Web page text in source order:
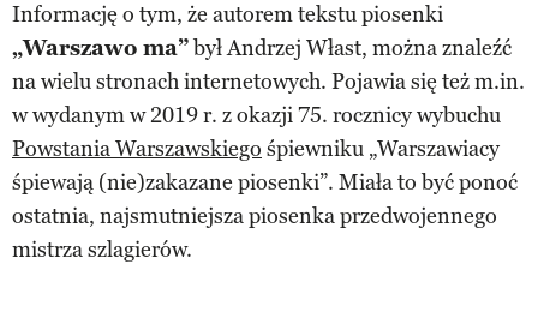
Informację o tym, że autorem tekstu piosenki
„Warszawo ma”był Andrzej Włast, można znaleźć
na wielu stronach internetowych. Pojawia się też m.in.
w wydanym w 2019 r. z okazji 75. rocznicy wybuchu
Powstania Warszawskiego śpiewniku „Warszawiacy
śpiewają (nie)zakazane piosenki”. Miała to być ponoć
ostatnia, najsmutniejsza piosenka przedwojennego
mistrza szlagierów.